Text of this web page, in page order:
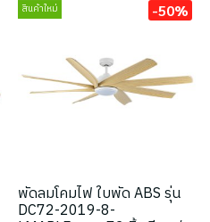
สินค้าใหม่ -50%
พัดลมโคมไฟ ใบพัด ABS รุ่น
DC72-2019-8-